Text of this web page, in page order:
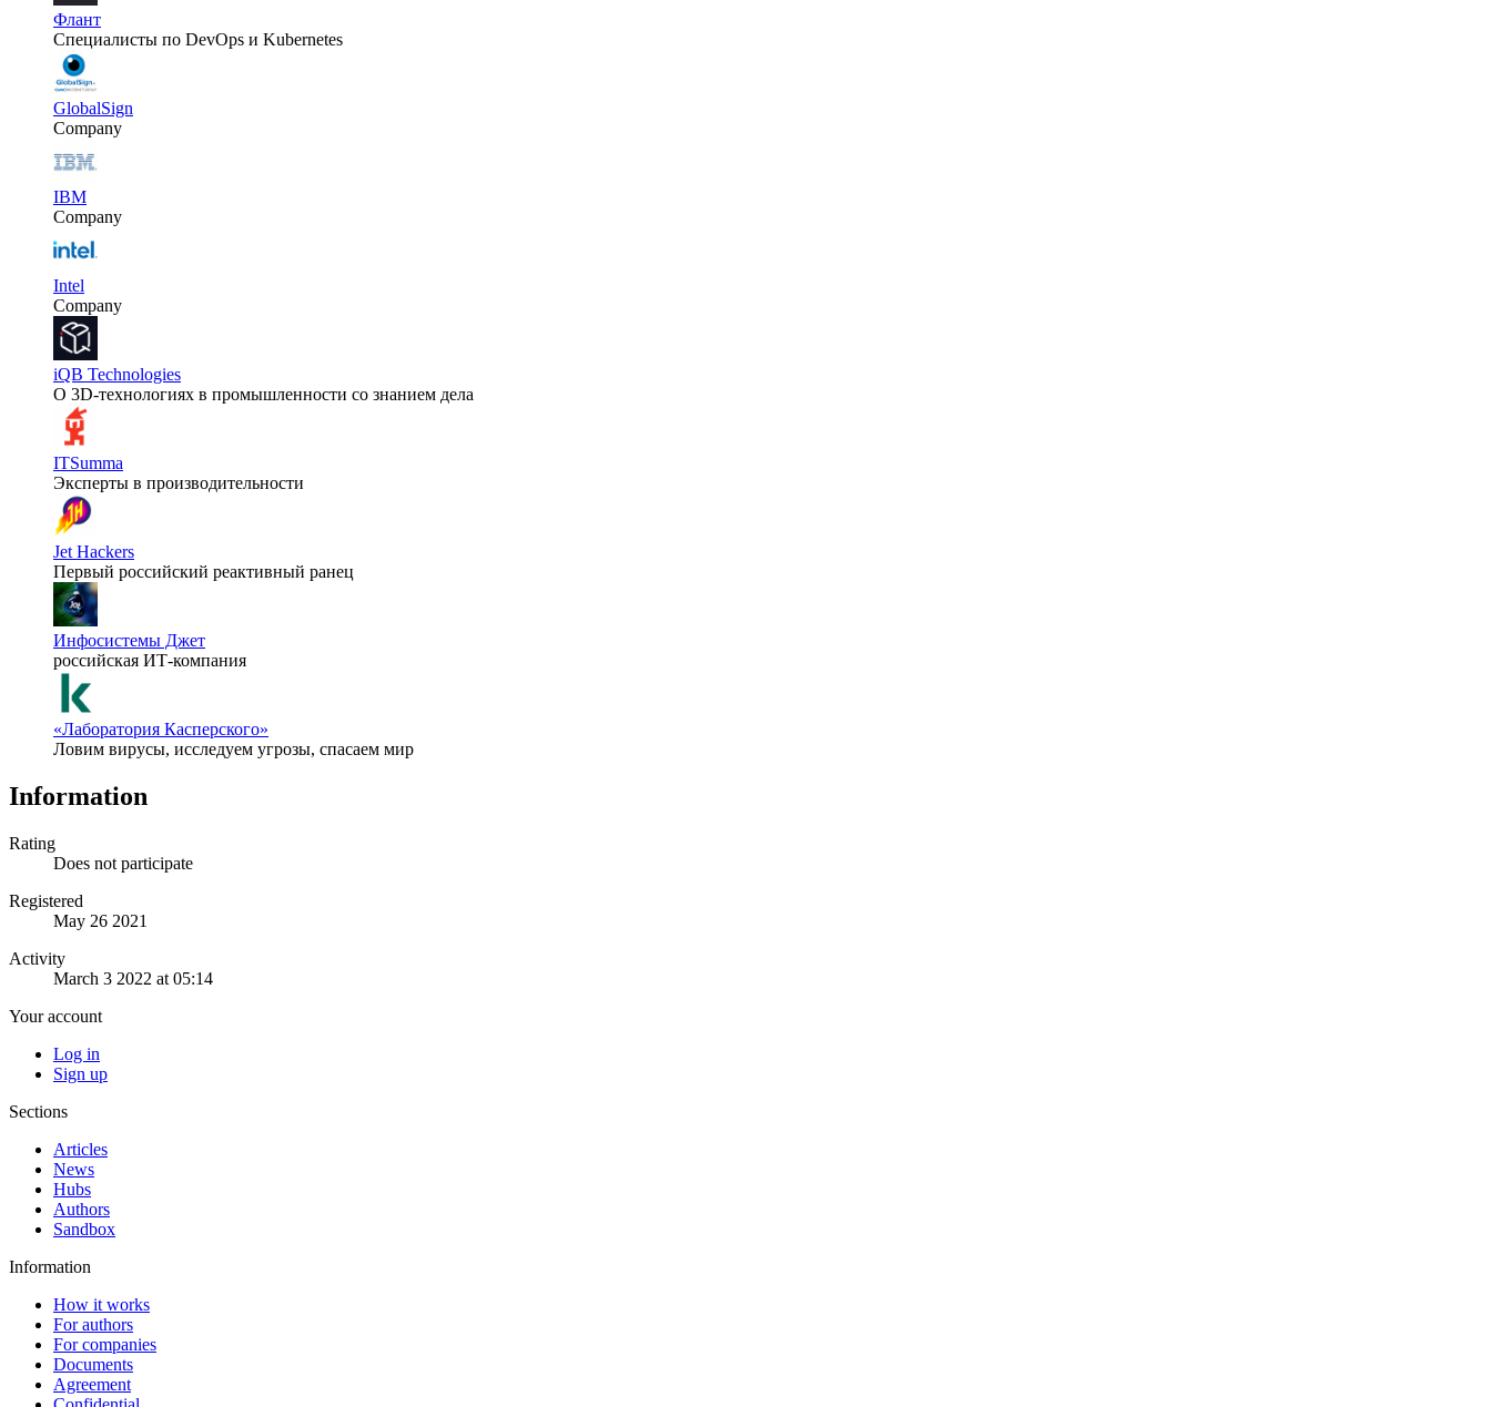
Флант
Специалисты по DevOps и Kubernetes
GlobalSign
Company
IBM
Company
Intel
Company
iQB Technologies
О 3D-технологиях в промышленности со знанием дела
ITSumma
Эксперты в производительности
Jet Hackers
Первый российский реактивный ранец
Инфосистемы Джет
российская ИТ-компания
«Лаборатория Касперского»
Ловим вирусы, исследуем угрозы, спасаем мир
Information
Rating
Does not participate
Registered
May 26 2021
Activity
March 3 2022 at 05:14
Your account
Log in
Sign up
Sections
Articles
News
Hubs
Authors
Sandbox
Information
How it works
For authors
For companies
Documents
Agreement